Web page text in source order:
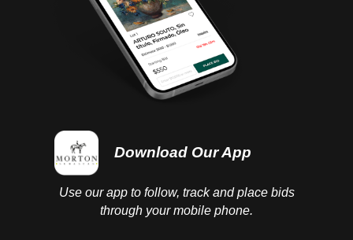
Download Our App
Use our app to follow, track and place bids
through your mobile phone.